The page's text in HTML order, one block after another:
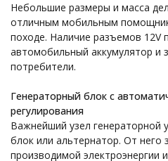
Небольшие размеры и масса
отличным мобильным
походе. Наличие разъемов 12V
автомобильный аккумулятор и
потребители.
Генераторный блок с
регулирования
Важнейший узел генераторной
блок или альтернатор. От него
производимой электроэнергии